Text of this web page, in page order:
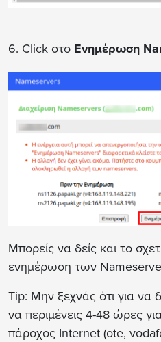
6. Click στο Ενημέρωση
Μπορείς να δείς και το
ενημέρωση των
Tip: Μην ξεχνάς ότι για να
να περιμένεις 4-48 ώρες
πάροχος Internet (ote,